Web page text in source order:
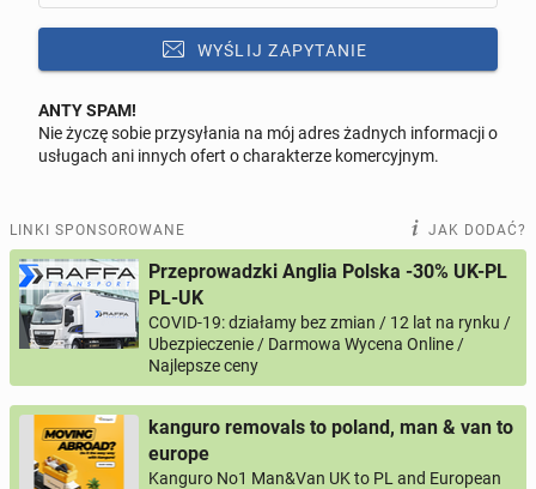
WYŚLIJ ZAPYTANIE
Odpowiedz na ofertę tego ogłoszenia
0 / 1000
Imię i nazwisko
Twój email
ANTY SPAM!
Nie życzę sobie przysyłania na mój adres żadnych informacji o
usługach ani innych ofert o charakterze komercyjnym.
LINKI SPONSOROWANE JAK DODAĆ?
Przeprowadzki Anglia Polska -30% UK-PL
PL-UK
COVID-19: działamy bez zmian / 12 lat na rynku /
Ubezpieczenie / Darmowa Wycena Online /
Najlepsze ceny
kanguro removals to poland, man & van to
europe
Kanguro No1 Man&Van UK to PL and European